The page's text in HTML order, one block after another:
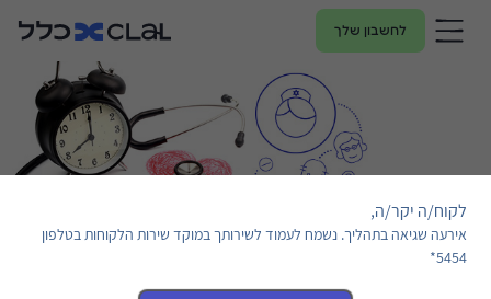
לחשבון שלך
לקוח/ה יקר/ה,
אירעה שגיאה בתהליך. נשמח לעמוד לשירותך במוקד שירות הלקוחות בטלפון
5454*